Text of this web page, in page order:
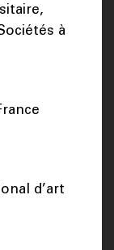
à
d’art